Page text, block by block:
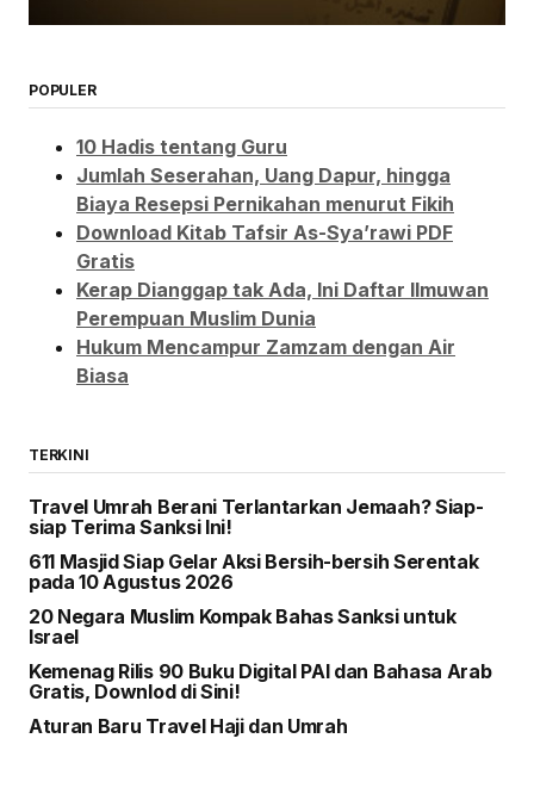
POPULER
10 Hadis tentang Guru
Jumlah Seserahan, Uang Dapur, hingga
Biaya Resepsi Pernikahan menurut Fikih
Download Kitab Tafsir As-Sya’rawi PDF
Gratis
Kerap Dianggap tak Ada, Ini Daftar Ilmuwan
Perempuan Muslim Dunia
Hukum Mencampur Zamzam dengan Air
Biasa
TERKINI
Travel Umrah Berani Terlantarkan Jemaah? Siap-
siap Terima Sanksi Ini!
611 Masjid Siap Gelar Aksi Bersih-bersih Serentak
pada 10 Agustus 2026
20 Negara Muslim Kompak Bahas Sanksi untuk
Israel
Kemenag Rilis 90 Buku Digital PAI dan Bahasa Arab
Gratis, Downlod di Sini!
Aturan Baru Travel Haji dan Umrah